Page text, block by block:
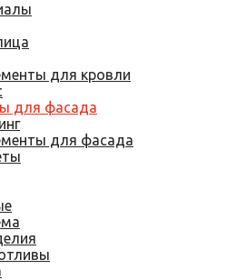
для кровли
для фасада
для фасада